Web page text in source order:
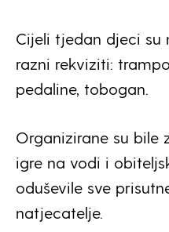
Cijeli tjedan djeci su
razni rekviziti:
pedaline, tobogan.
Organizirane su bile
igre na vodi i
oduševile sve
natjecatelje.